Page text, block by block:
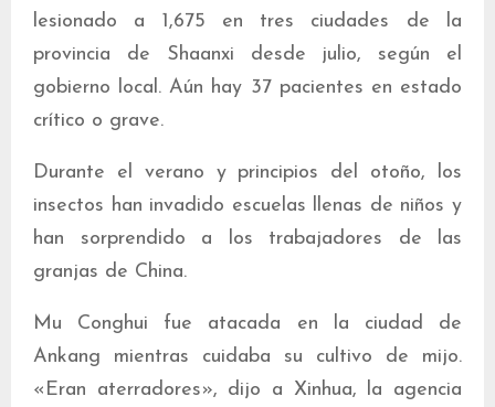
lesionado a 1,675 en tres ciudades de la
provincia de Shaanxi desde julio, según el
gobierno local. Aún hay 37 pacientes en estado
crítico o grave.
Durante el verano y principios del otoño, los
insectos han invadido escuelas llenas de niños y
han sorprendido a los trabajadores de las
granjas de China.
Mu Conghui fue atacada en la ciudad de
Ankang mientras cuidaba su cultivo de mijo.
«Eran aterradores», dijo a Xinhua, la agencia